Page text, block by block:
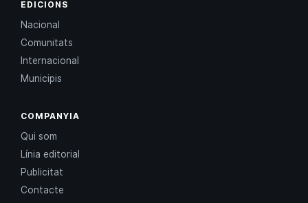
EDICIONS
Nacional
Comunitats
Internacional
Municipis
COMPANYIA
Qui som
Línia editorial
Publicitat
Contacte